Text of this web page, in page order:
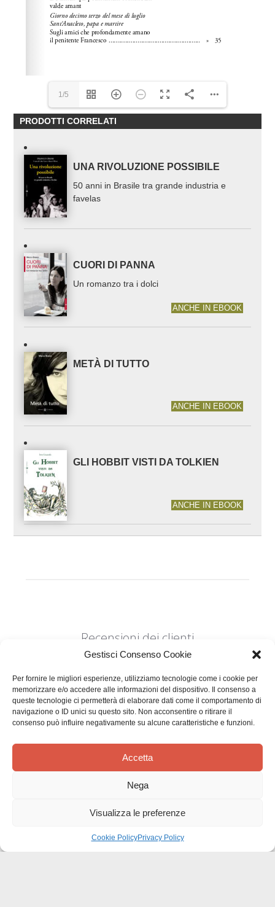
Gestisci Consenso Cookie
Per fornire le migliori esperienze, utilizziamo tecnologie come i cookie per
memorizzare e/o accedere alle informazioni del dispositivo. Il consenso a
queste tecnologie ci permetterà di elaborare dati come il comportamento di
navigazione o ID unici su questo sito. Non acconsentire o ritirare il
consenso può influire negativamente su alcune caratteristiche e funzioni.
Accetta
Nega
Visualizza le preferenze
Cookie PolicyPrivacy Policy
1/5
PRODOTTI CORRELATI
UNA RIVOLUZIONE POSSIBILE
50 anni in Brasile tra grande industria e
favelas
CUORI DI PANNA
Un romanzo tra i dolci
ANCHE IN EBOOK
METÀ DI TUTTO
ANCHE IN EBOOK
GLI HOBBIT VISTI DA TOLKIEN
ANCHE IN EBOOK
Recensioni dei clienti
Siamo in cerca di stelle!
Comunicaci cosa ne pensi
Sii il primo a scrivere una
recensione